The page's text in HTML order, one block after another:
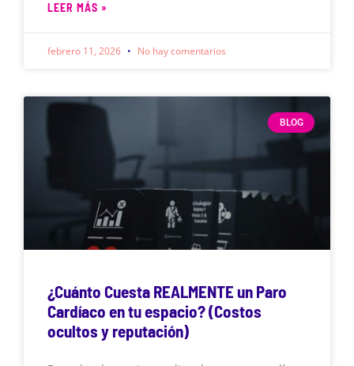
LEER MÁS »
febrero 11, 2026 No hay comentarios
BLOG
¿Cuánto Cuesta REALMENTE un Paro
Cardíaco en tu espacio? (Costos
ocultos y reputación)